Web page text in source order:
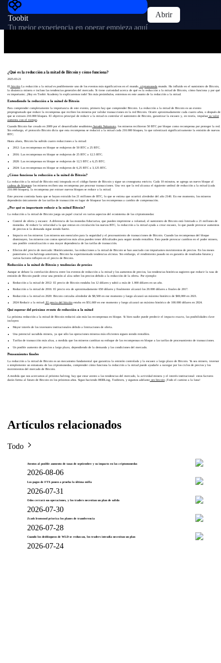
Toobit
Tu mejor experiencia en operar empieza aquí
Abrir
¿Qué es la reducción a la mitad de Bitcoin y cómo funciona?
2025-03-21
El bitcóinLa reducción a la mitad es posiblemente uno de los eventos más significativos en el mundo. criptomonedamundo. Ha influido en el suministro de Bitcoin,
la dinámica minera e incluso las tendencias generales del mercado. Si tiene curiosidad acerca de qué es la reducción a la mitad de Bitcoin, cómo funciona y por qué
es importante; ¡Hoy en Toobit Academy lo explicaremos todo! Sin más preámbulos, entremos en este asunto de la reducción a la mitad.
Entendiendo la reducción a la mitad de Bitcoin
Para comprender completamente la importancia de este evento, primero hay que comprender Bitcoin. La reducción a la mitad de Bitcoin es un evento
preprogramado que reduce la recompensa que reciben los mineros por validar transacciones en la red Bitcoin. Ocurre aproximadamente cada cuatro años, o después de
que se extraen 210.000 bloques. El objetivo principal de reducir a la mitad es controlar el suministro de Bitcoin, garantizar la escasez y, en teoría, impulsarsu valor
aumenta con el tiempo.
Cuando Bitcoin fue creado en 2009 por el desarrollador seudónimoSatoshi Nakamoto, los mineros recibieron 50 BTC por bloque como recompensa por proteger la red.
Sin embargo, el protocolo Bitcoin dicta que esta recompensa se reducirá a la mitad cada 210.000 bloques, lo que ralentizará significativamente la emisión de nuevos
BTC.
Hasta ahora, Bitcoin ha sufrido cuatro reducciones a la mitad:
2012: Las recompensas en bloque se redujeron de 50 BTC a 25 BTC.
2016: Las recompensas en bloque se redujeron de 25 BTC a 12,5 BTC.
2020: Las recompensas en bloque se redujeron de 12,5 BTC a 6,25 BTC.
2024: Las recompensas en bloque se redujeron de 6,25 BTC a 3,125 BTC.
¿Cómo funciona la reducción a la mitad de Bitcoin?
La reducción a la mitad de Bitcoin está integrada en el código fuente de Bitcoin y sigue un cronograma estricto. Cada 10 minutos, se agrega un nuevo bloque al
cadena de bloquesy los mineros reciben una recompensa por procesar transacciones. Una vez que la red alcanza el siguiente umbral de reducción a la mitad (cada
210.000 bloques), la recompensa por extraer nuevos bloques se reduce a la mitad.
Este proceso continúa hasta que se hayan extraído los 21 millones de BTC, lo que se estima que ocurrirá alrededor del año 2140. En ese momento, los mineros
dependerán únicamente de las tarifas de transacción en lugar de bloquear las recompensas a cambio de compensación.
¿Por qué es importante reducir a la mitad Bitcoin?
La reducción a la mitad de Bitcoin juega un papel crucial en varios aspectos del ecosistema de las criptomonedas:
Control de oferta y escasez: A diferencia de las monedas fiduciarias, que pueden imprimirse a voluntad, el suministro de Bitcoin está limitado a 21 millones de
monedas. Al reducir la velocidad a la que entran en circulación los nuevos BTC, la reducción a la mitad ayuda a crear escasez, lo que puede provocar aumentos
de precios si la demanda sigue siendo fuerte.
Impacto en los mineros: Los mineros son esenciales para la seguridad y el procesamiento de transacciones de Bitcoin. Cuando las recompensas del bloque
disminuyen, los mineros con costos operativos más altos pueden tener dificultades para seguir siendo rentables. Esto puede provocar cambios en el poder minero,
una posible centralización o una mayor dependencia de las tarifas de transacción.
Efectos del precio de mercado: Históricamente, las reducciones a la mitad de Bitcoin se han asociado con importantes movimientos de precios. En los meses
posteriores a los halvings anteriores, Bitcoin ha experimentado tendencias alcistas. Sin embargo, el rendimiento pasado no es garantía de resultados futuros y
varios factores influyen en el precio de Bitcoin.
Reducción a la mitad de Bitcoin y tendencias de precios
Aunque se debate la correlación directa entre los eventos de reducción a la mitad y los aumentos de precios, las tendencias históricas sugieren que reducir la tasa de
emisión de Bitcoin puede crear una presión al alza sobre los precios debido a la reducción de la oferta. Por ejemplo:
Reducción a la mitad de 2012: El precio de Bitcoin rondaba los 12 dólares y subió a más de 1.000 dólares en un año.
Reducción a la mitad de 2016: El precio era de aproximadamente 650 dólares y finalmente alcanzó los 20.000 dólares a finales de 2017.
Reducción a la mitad en 2020: Bitcoin cotizaba alrededor de $8,500 en ese momento y luego alcanzó un máximo histórico de $69,000 en 2021.
2024 Reducir a la mitad: El precio del bitcóinestaba en $51,669 en ese momento y luego alcanzó un máximo histórico de 100.000 dólares en 2024.
Qué esperar del próximo evento de reducción a la mitad
La próxima reducción a la mitad de Bitcoin reducirá aún más las recompensas en bloque. Si bien nadie puede predecir el impacto exacto, las posibilidades clave
incluyen:
Mayor interés de los inversores institucionales debido a limitaciones de oferta.
Una potencial sacudida minera, ya que sólo las operaciones mineras más eficientes siguen siendo rentables.
Tarifas de transacción más altas, a medida que los mineros cambian su enfoque de las recompensas en bloque a las tarifas de procesamiento de transacciones.
Un posible aumento de precios a largo plazo, dependiendo de la demanda y las condiciones del mercado.
Pensamientos finales
La reducción a la mitad de Bitcoin es un mecanismo fundamental que garantiza la emisión controlada y la escasez a largo plazo de Bitcoin. Ya sea minero, inversor
o simplemente un entusiasta de las criptomonedas, comprender cómo funciona la reducción a la mitad puede ayudarle a navegar por los ciclos de precios y los
movimientos del mercado de Bitcoin.
A medida que nos acercamos al próximo halving, hay que estar atento a las tendencias del mercado, la actividad minera y el interés institucional: estos factores
darán forma al futuro de Bitcoin en los próximos años. Sigan haciendo HODLing, Toobiters, y sigamos adelanteoro bitcoin¡Todo el camino a la luna!
Artículos relacionados
Todo
Atentos al posible aumento de tasas de septiembre y su impacto en las criptomonedas
2026-08-06
Los pagos de FTX ponen a prueba la última milla
2026-07-31
Odos cerrará sus operaciones, y los traders necesitan un plan de salida
2026-07-30
Zcash Ironwood prioriza los planes de transferencia
2026-07-28
Cuando los desbloqueos de WLD se reduzcan, los traders intradía necesitan un plan
2026-07-24